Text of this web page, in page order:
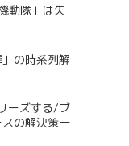
動隊」は失
の時系列解
ーズする/ブ
の解決策一